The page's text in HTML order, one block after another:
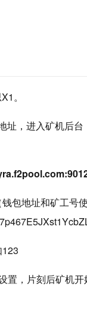
。
址，进入矿机后
钱包地址和矿工号
，片刻后矿机开